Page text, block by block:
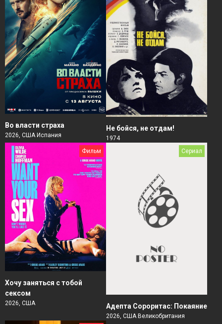
Во власти страха
2026, США Испания
Не бойся, не отдам!
1974
Фильм
Хочу заняться с тобой
сексом
2026, США
Сериал
Адепта Сороритас: Покаяние
2026, США Великобритания